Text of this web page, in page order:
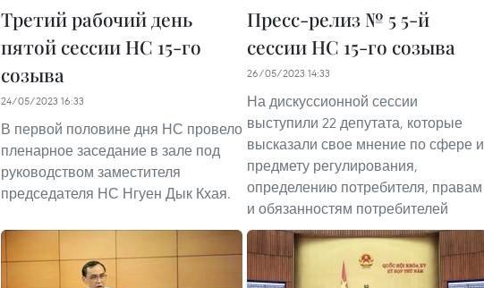
Третий рабочий день
пятой сессии НС 15-го
созыва
24/05/2023 16:33
В первой половине дня НС провело
пленарное заседание в зале под
руководством заместителя
председателя НС Нгуен Дык Кхая.
Пресс-релиз № 5 5-й
сессии НС 15-го созыва
26/05/2023 14:33
На дискуссионной сессии
выступили 22 депутата, которые
высказали свое мнение по сфере и
предмету регулирования,
определению потребителя, правам
и обязанностям потребителей